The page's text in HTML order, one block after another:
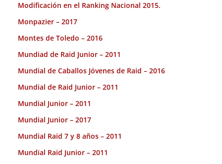
Modificación en el Ranking Nacional 2015.
Monpazier – 2017
Montes de Toledo – 2016
Mundiad de Raid Junior – 2011
Mundial de Caballos Jóvenes de Raid – 2016
Mundial de Raid Junior – 2011
Mundial Junior – 2011
Mundial Junior – 2017
Mundial Raid 7 y 8 años – 2011
Mundial Raid Junior – 2011